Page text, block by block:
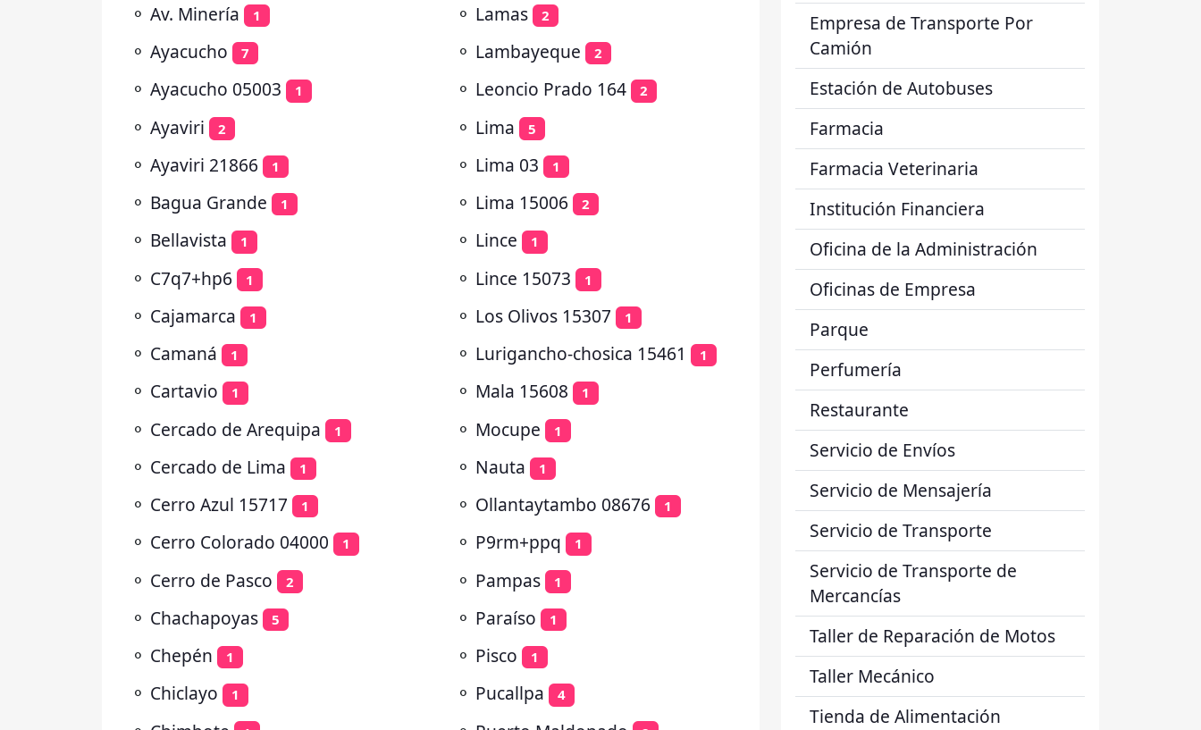
⚬ Av. Minería 1
⚬ Ayacucho 7
⚬ Ayacucho 05003 1
⚬ Ayaviri 2
⚬ Ayaviri 21866 1
⚬ Bagua Grande 1
⚬ Bellavista 1
⚬ C7q7+hp6 1
⚬ Cajamarca 1
⚬ Camaná 1
⚬ Cartavio 1
⚬ Cercado de Arequipa 1
⚬ Cercado de Lima 1
⚬ Cerro Azul 15717 1
⚬ Cerro Colorado 04000 1
⚬ Cerro de Pasco 2
⚬ Chachapoyas 5
⚬ Chepén 1
⚬ Chiclayo 1
⚬ Lamas 2
⚬ Lambayeque 2
⚬ Leoncio Prado 164 2
⚬ Lima 5
⚬ Lima 03 1
⚬ Lima 15006 2
⚬ Lince 1
⚬ Lince 15073 1
⚬ Los Olivos 15307 1
⚬ Lurigancho-chosica 15461 1
⚬ Mala 15608 1
⚬ Mocupe 1
⚬ Nauta 1
⚬ Ollantaytambo 08676 1
⚬ P9rm+ppq 1
⚬ Pampas 1
⚬ Paraíso 1
⚬ Pisco 1
⚬ Pucallpa 4
Empresa de Transporte Por
Camión
Estación de Autobuses
Farmacia
Farmacia Veterinaria
Institución Financiera
Oficina de la Administración
Oficinas de Empresa
Parque
Perfumería
Restaurante
Servicio de Envíos
Servicio de Mensajería
Servicio de Transporte
Servicio de Transporte de
Mercancías
Taller de Reparación de Motos
Taller Mecánico
Tienda de Alimentación